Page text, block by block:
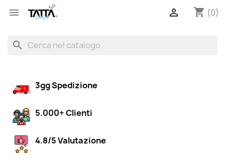
 shopping_cart (0)

search
3gg Spedizione
5.000+ Clienti
4.8/5 Valutazione